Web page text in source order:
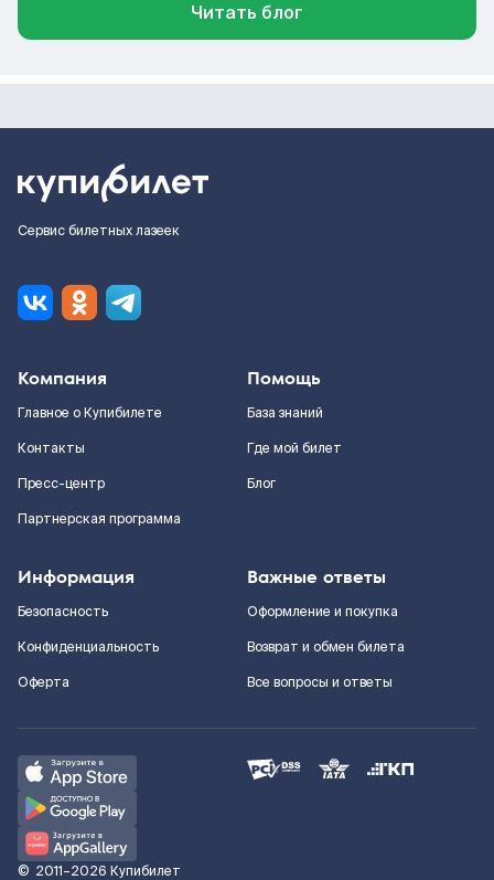
Читать блог
Сервис билетных лазеек
Компания
Главное о Купибилете
Контакты
Пресс-центр
Партнерская программа
Помощь
База знаний
Где мой билет
Блог
Информация
Безопасность
Конфиденциальность
Оферта
Важные ответы
Оформление и покупка
Возврат и обмен билета
Все вопросы и ответы
© 2011–2026 Купибилет